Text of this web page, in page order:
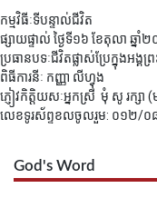
កម្មវិធីៈទីបន្ទាល់ជីវិត
ផ្សាយផ្ទាល់ ថ្ងៃទី១៦ ខែតុលា ឆ្នាំ
ប្រធានបទៈជីវិតផ្លាស់ប្រែក្នុងអង្គព្
ពិធីការនីៈ កញ្ញា លីហ្វុង
ភ្ញៀវកិត្តិយសៈអ្នកស្រី ​​​​​​មុំ សូ រក្សា (
លេខទូរស័ព្ទខលចូលរួម: ០១២/
God's Word